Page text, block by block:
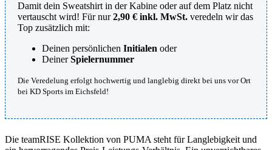
Damit dein Sweatshirt in der Kabine oder auf dem Platz nicht
vertauscht wird! Für nur2,90 € inkl. MwSt. veredeln wir das
Top zusätzlich mit:
Deinen persönlichen Initialen oder
DeinerSpielernummer
Die Veredelung erfolgt hochwertig und langlebig direkt bei uns vor Ort
bei KD Sports im Eichsfeld!
Die teamRISE Kollektion von PUMA steht für Langlebigkeit und